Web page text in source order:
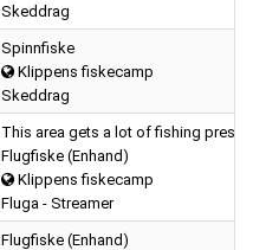
Skeddrag
Spinnfiske
Klippens fiskecamp
Skeddrag
This area gets a lot of fishing
Flugfiske (Enhand)
Klippens fiskecamp
Fluga - Streamer
Flugfiske (Enhand)